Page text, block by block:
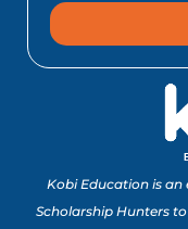
Kobi Education is
Scholarship Hunters